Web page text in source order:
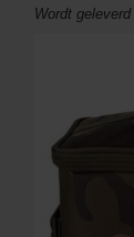
Wordt